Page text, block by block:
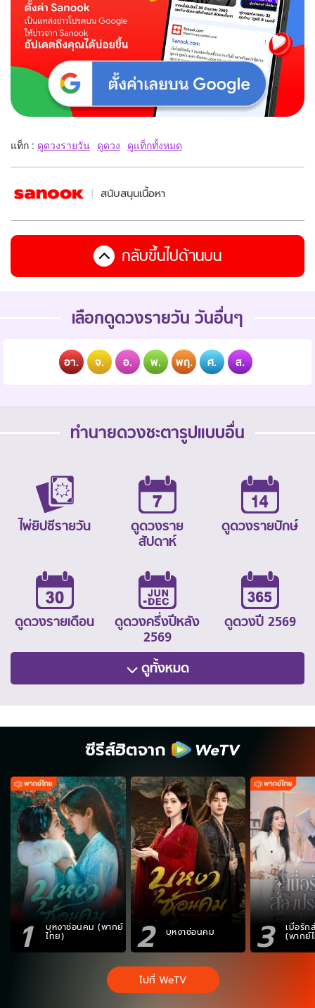
แท็ก : ดูดวงรายวัน ดูดวง ดูแท็กทั้งหมด
สนับสนุนเนื้อหา
กลับขึ้นไปด้านบน
เลือกดูดวงรายวัน วันอื่นๆ
อา. จ. อ. พ. พฤ. ศ. ส.
ทำนายดวงชะตารูปแบบอื่น
ไพ่ยิปซีรายวัน
ดูดวงราย
สัปดาห์
ดูดวงรายปักษ์
ดูดวงรายเดือน
ดูดวงครึ่งปีหลัง
2569
ดูดวงปี 2569
ดูทั้งหมด
ซีรีส์ฮิตจาก
1 บุหงาซ่อนคม (พากย์
ไทย) 2 บุหงาซ่อนคม 3 เมื่อรัก
(พากย์
ไปที่ WeTV